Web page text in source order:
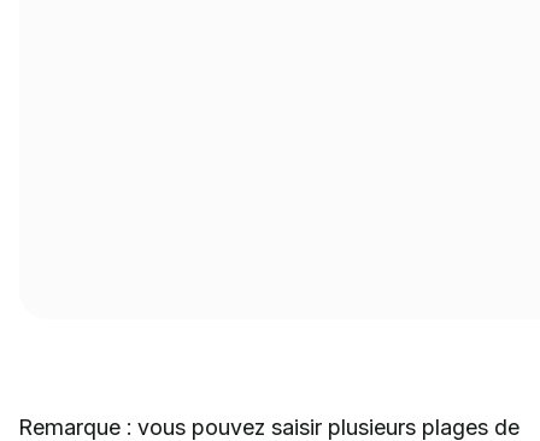
Remarque : vous pouvez saisir plusieurs plages de